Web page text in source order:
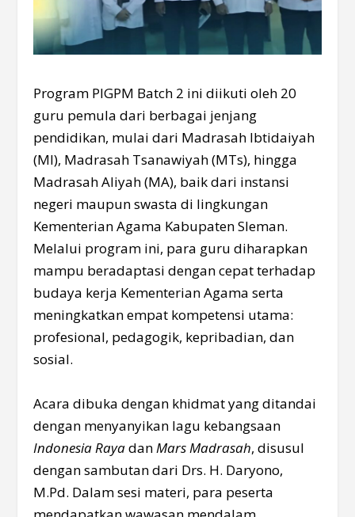
Program PIGPM Batch 2 ini diikuti oleh 20
guru pemula dari berbagai jenjang
pendidikan, mulai dari Madrasah Ibtidaiyah
(MI), Madrasah Tsanawiyah (MTs), hingga
Madrasah Aliyah (MA), baik dari instansi
negeri maupun swasta di lingkungan
Kementerian Agama Kabupaten Sleman.
Melalui program ini, para guru diharapkan
mampu beradaptasi dengan cepat terhadap
budaya kerja Kementerian Agama serta
meningkatkan empat kompetensi utama:
profesional, pedagogik, kepribadian, dan
sosial.
Acara dibuka dengan khidmat yang ditandai
dengan menyanyikan lagu kebangsaan
Indonesia RayadanMars Madrasah, disusul
dengan sambutan dari Drs. H. Daryono,
M.Pd. Dalam sesi materi, para peserta